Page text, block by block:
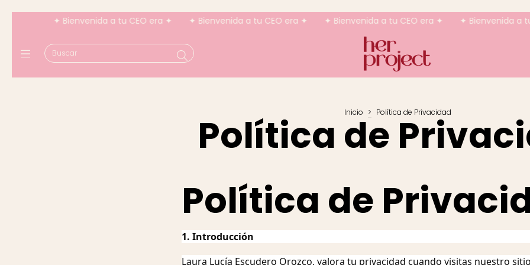
✦ Bienvenida a tu CEO era ✦ ✦ Bienvenida a tu CEO era ✦ ✦ Bienvenida a tu CEO era ✦ ✦ Bienvenida a tu
Inicio > Política de Privacidad
Política de
Política de
1. Introducción
Laura Lucía Escudero Orozco, valora tu privacidad cuando visitas nuestro